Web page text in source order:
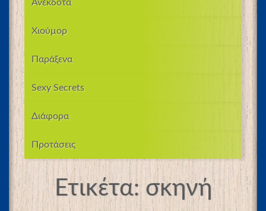
Ανέκδοτα
Χιούμορ
Παράξενα
Sexy Secrets
Διάφορα
Προτάσεις
Ετικέτα:σκηνή